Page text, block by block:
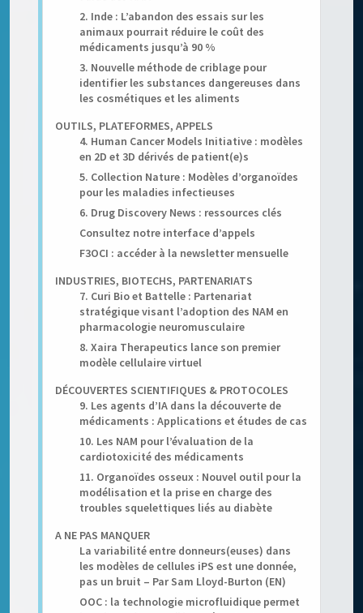
2. Inde : L’abandon des essais sur les
animaux pourrait réduire le coût des
médicaments jusqu’à 90 %
3. Nouvelle méthode de criblage pour
identifier les substances dangereuses dans
les cosmétiques et les aliments
OUTILS, PLATEFORMES, APPELS
4. Human Cancer Models Initiative : modèles
en 2D et 3D dérivés de patient(e)s
5. Collection Nature : Modèles d’organoïdes
pour les maladies infectieuses
6. Drug Discovery News : ressources clés
Consultez notre interface d’appels
F3OCI : accéder à la newsletter mensuelle
INDUSTRIES, BIOTECHS, PARTENARIATS
7. Curi Bio et Battelle : Partenariat
stratégique visant l’adoption des NAM en
pharmacologie neuromusculaire
8. Xaira Therapeutics lance son premier
modèle cellulaire virtuel
DÉCOUVERTES SCIENTIFIQUES & PROTOCOLES
9. Les agents d’IA dans la découverte de
médicaments : Applications et études de cas
10. Les NAM pour l’évaluation de la
cardiotoxicité des médicaments
11. Organoïdes osseux : Nouvel outil pour la
modélisation et la prise en charge des
troubles squelettiques liés au diabète
A NE PAS MANQUER
La variabilité entre donneurs(euses) dans
les modèles de cellules iPS est une donnée,
pas un bruit – Par Sam Lloyd-Burton (EN)
OOC : la technologie microfluidique permet